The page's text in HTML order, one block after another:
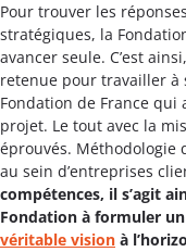
Pour trouver les
stratégiques, la
avancer seule. C’est
retenue pour travailler à
Fondation de France
projet. Le tout avec la
éprouvés. Méthodologie
au sein d’entreprises
compétences, il s’agit
Fondation à formuler un
véritable vision à